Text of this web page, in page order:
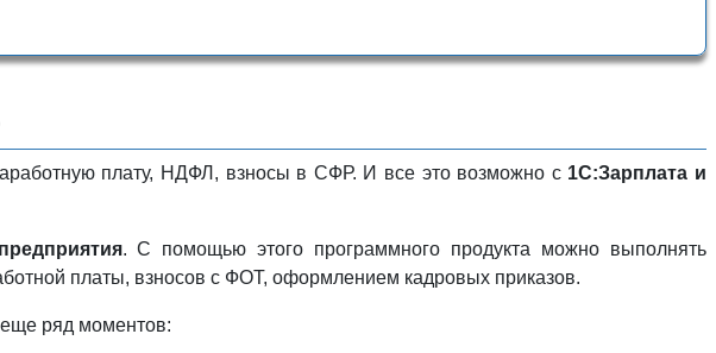
плату, НДФЛ, взносы в СФР. И все это возможно с 1С:Зарплата и
. С помощью этого программного продукта можно выполнять
платы, взносов с ФОТ, оформлением кадровых приказов.
ряд моментов: